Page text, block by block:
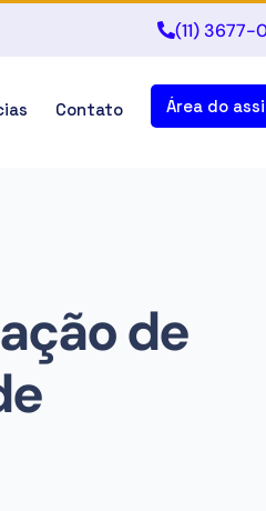
(11) 3677-
Contato Área do
de